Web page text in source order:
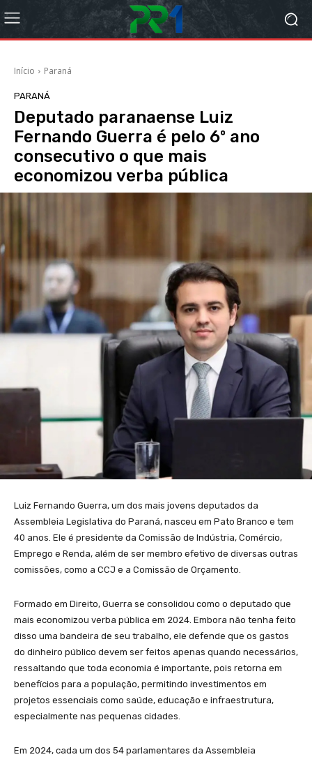
Início Paraná
PARANÁ
Deputado paranaense Luiz
Fernando Guerra é pelo 6º ano
consecutivo o que mais
economizou verba pública
Luiz Fernando Guerra, um dos mais jovens deputados da
Assembleia Legislativa do Paraná, nasceu em Pato Branco e tem
40 anos. Ele é presidente da Comissão de Indústria, Comércio,
Emprego e Renda, além de ser membro efetivo de diversas outras
comissões, como a CCJ e a Comissão de Orçamento.
Formado em Direito, Guerra se consolidou como o deputado que
mais economizou verba pública em 2024. Embora não tenha feito
disso uma bandeira de seu trabalho, ele defende que os gastos
do dinheiro público devem ser feitos apenas quando necessários,
ressaltando que toda economia é importante, pois retorna em
benefícios para a população, permitindo investimentos em
projetos essenciais como saúde, educação e infraestrutura,
especialmente nas pequenas cidades.
Em 2024, cada um dos 54 parlamentares da Assembleia